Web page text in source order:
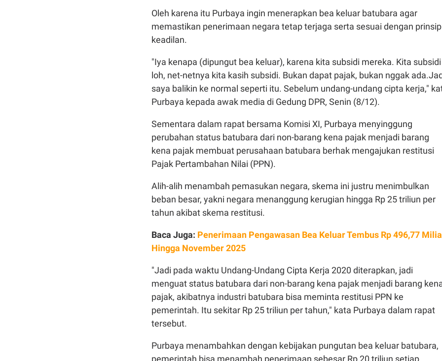
Oleh karena itu Purbaya ingin menerapkan bea keluar batubara agar
memastikan penerimaan negara tetap terjaga serta sesuai dengan prinsip
keadilan.
"Iya kenapa (dipungut bea keluar), karena kita subsidi mereka. Kita subsidi
loh, net-netnya kita kasih subsidi. Bukan dapat pajak, bukan nggak
saya balikin ke normal seperti itu. Sebelum undang-undang cipta kerja,"
Purbaya kepada awak media di Gedung DPR, Senin (8/12).
Sementara dalam rapat bersama Komisi XI, Purbaya menyinggung
perubahan status batubara dari non-barang kena pajak menjadi barang
kena pajak membuat perusahaan batubara berhak mengajukan restitusi
Pajak Pertambahan Nilai (PPN).
Alih-alih menambah pemasukan negara, skema ini justru menimbulkan
beban besar, yakni negara menanggung kerugian hingga Rp 25 triliun per
tahun akibat skema restitusi.
Baca Juga: Penerimaan Pengawasan Bea Keluar Tembus Rp 496,77
Hingga November 2025
"Jadi pada waktu Undang-Undang Cipta Kerja 2020 diterapkan, jadi
menguat status batubara dari non-barang kena pajak menjadi barang
pajak, akibatnya industri batubara bisa meminta restitusi PPN ke
pemerintah. Itu sekitar Rp 25 triliun per tahun," kata Purbaya dalam rapat
tersebut.
Purbaya menambahkan dengan kebijakan pungutan bea keluar batubara,
pemerintah bisa menambah penerimaan sebesar Rp 20 triliun setiap